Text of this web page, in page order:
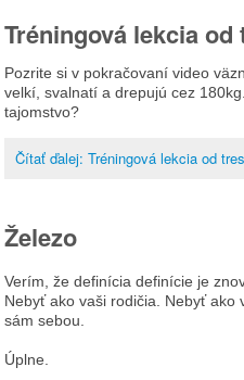
Tréningová lekcia od
Pozrite si v pokračovaní video
velkí, svalnatí a drepujú cez
tajomstvo?
Čítať ďalej: Tréningová lekcia od
Železo
Verím, že definícia definície je
Nebyť ako vaši rodičia. Nebyť ako
sám sebou.
Úplne.